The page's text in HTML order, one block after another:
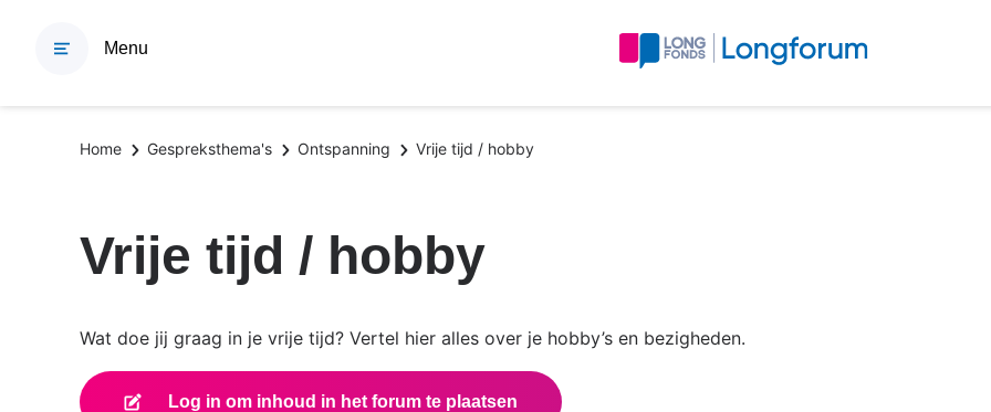
Menu
Kruimelpad
Home Gespreksthema's Ontspanning Vrije tijd / hobby
Vrije tijd / hobby
Wat doe jij graag in je vrije tijd? Vertel hier alles over je hobby’s en bezigheden.
Log in om inhoud in het forum te plaatsen